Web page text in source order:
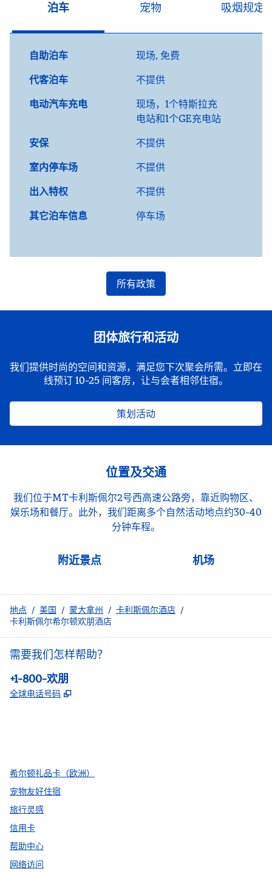
泊车 宠物 吸烟规定
自助泊车 现场, 免费
代客泊车
不提供
电动汽车充电
现场，1个特斯拉充
电站和1个GE充电站
安保
不提供
室内停车场
不提供
出入特权
不提供
其它泊车信息
停车场
所有政策
团体旅行和活动
我们提供时尚的空间和资源，满足您下次聚会所需。立即在
线预订 10-25 间客房，让与会者相邻住宿。
策划活动
位置及交通
我们位于MT卡利斯佩尔2号西高速公路旁，靠近购物区、
娱乐场和餐厅。此外，我们距离多个自然活动地点约30-40
分钟车程。
附近景点 机场
地点 / 美国 / 蒙大拿州 / 卡利斯佩尔酒店 /
卡利斯佩尔希尔顿欢朋酒店
需要我们怎样帮助？
电话:
+1-800-欢朋
全球电话号码 ,
希尔顿礼品卡（欧洲）
宠物友好住宿
旅行灵感
信用卡
帮助中心
网络访问